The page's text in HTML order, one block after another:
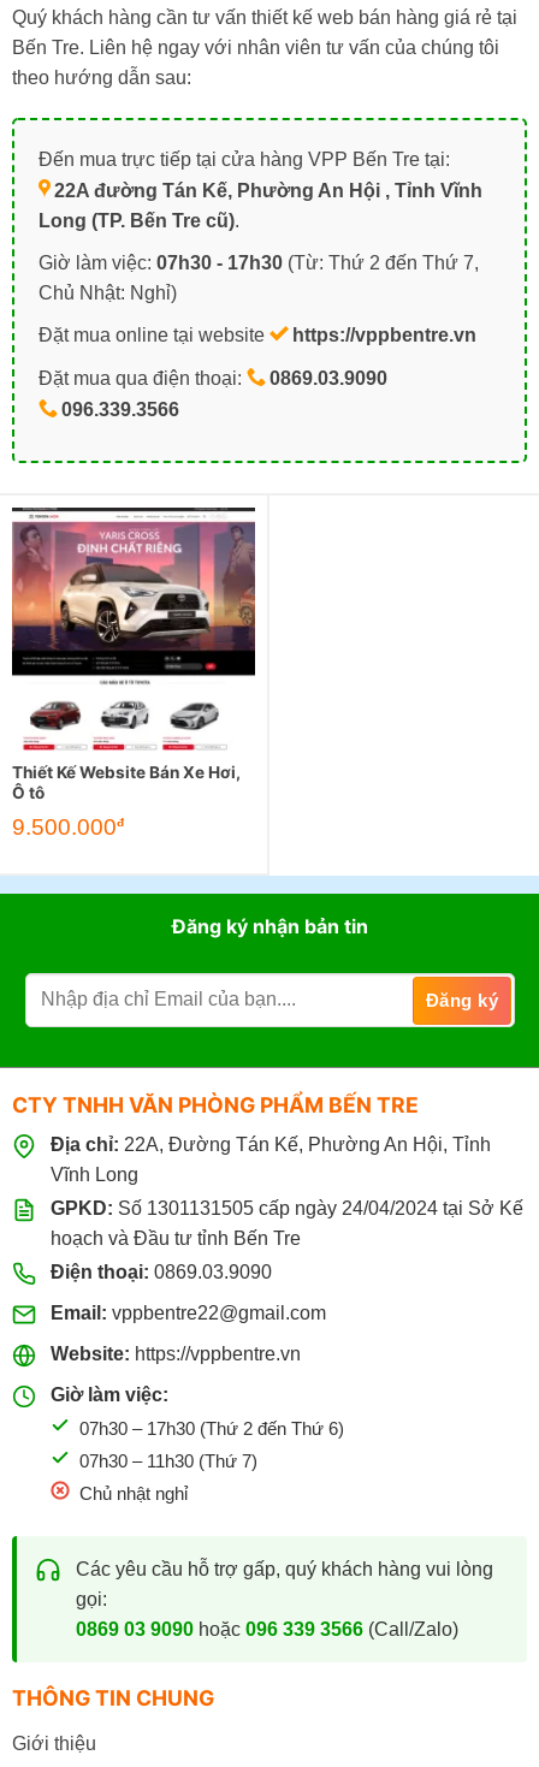
Quý khách hàng cần tư vấn thiết kế web bán hàng giá rẻ tại
Bến Tre. Liên hệ ngay với nhân viên tư vấn của chúng tôi
theo hướng dẫn sau:
Đến mua trực tiếp tại cửa hàng VPP Bến Tre tại:
22A đường Tán Kế, Phường An Hội , Tỉnh Vĩnh
Long (TP. Bến Tre cũ).
Giờ làm việc: 07h30 - 17h30 (Từ: Thứ 2 đến Thứ 7,
Chủ Nhật: Nghỉ)
Đặt mua online tại website https://vppbentre.vn
Đặt mua qua điện thoại:
0869.03.9090
096.339.3566
Thiết Kế Website Bán Xe Hơi,
Ô tô
9.500.000đ
Đăng ký nhận bản tin
CTY TNHH VĂN PHÒNG PHẨM BẾN TRE
Địa chỉ: 22A, Đường Tán Kế, Phường An Hội, Tỉnh
Vĩnh Long
GPKD: Số 1301131505 cấp ngày 24/04/2024 tại Sở Kế
hoạch và Đầu tư tỉnh Bến Tre
Điện thoại: 0869.03.9090
Email: vppbentre22@gmail.com
Website: https://vppbentre.vn
Giờ làm việc:
07h30 – 17h30 (Thứ 2 đến Thứ 6)
07h30 – 11h30 (Thứ 7)
Chủ nhật nghỉ
Các yêu cầu hỗ trợ gấp, quý khách hàng vui lòng
gọi:
0869 03 9090hoặc 096 339 3566(Call/Zalo)
THÔNG TIN CHUNG
Giới thiệu